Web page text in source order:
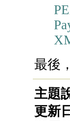
最後
主題
更新